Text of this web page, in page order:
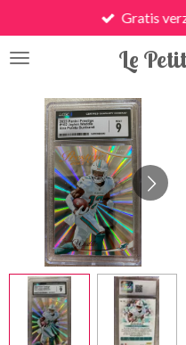
direct
naar
hoofdinhoud
Le
Gratis